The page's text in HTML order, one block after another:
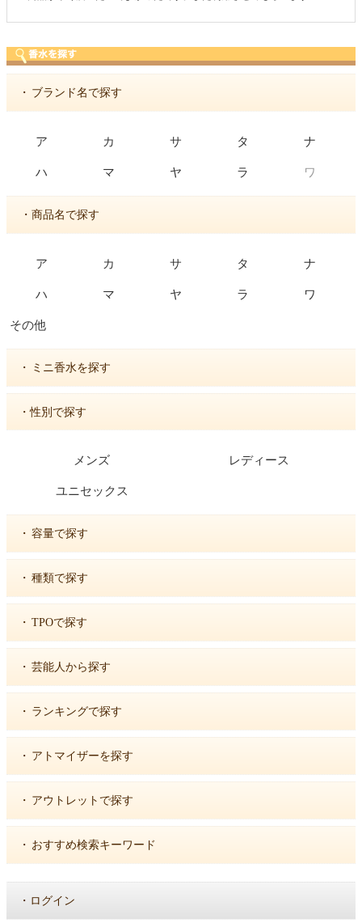
・ ブランド名で探す
ア カ サ タ ナ
ハ マ ヤ ラ ワ
・商品名で探す
ア カ サ タ ナ
ハ マ ヤ ラ ワ
その他
・ ミニ香水を探す
・性別で探す
メンズ レディース
ユニセックス
・ 容量で探す
・ 種類で探す
・ TPOで探す
・ 芸能人から探す
・ ランキングで探す
・ アトマイザーを探す
・ アウトレットで探す
・ おすすめ検索キーワード
・ ログイン